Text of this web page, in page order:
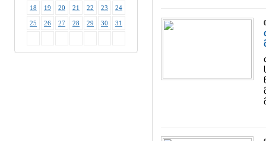
18 19 20 21 22 23 24
25 26 27 28 29 30 31